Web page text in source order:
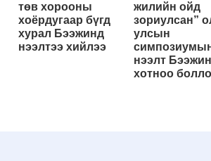
төв хорооны
хоёрдугаар бүгд
хурал Бээжинд
нээлтээ хийлээ
жилийн ойд
зориулсан”
улсын
нээлт Бээжин
хотноо